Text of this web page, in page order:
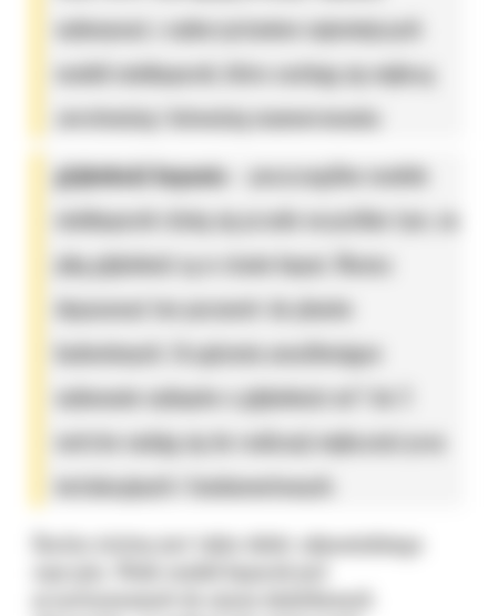
wykonywać z wykorzystaniem najmniejszych
modeli minikoparek, które cechują się większą
zwrotnością i łatwością manewrowania;
głębokość kopania– poszczególne modele
minikoparek różnią się przede wszystkim tym, na
jaką głębokość są w stanie kopać. Musisz
dopasować ten parametr do planów
budowlanych. Urządzenia umożliwiające
wykonanie wykopów o głębokości od 1 do 3
metrów nadają się do realizacji większości prac
instalacyjnych i fundamentowych.
Bardzo istotny jest także dobór odpowiedniego
przystosowanych do użycia dodatkowych